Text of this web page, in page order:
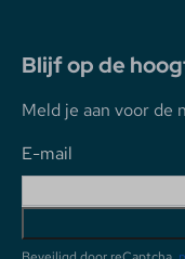
Blijf op de
Meld je aan voor de
E-mail